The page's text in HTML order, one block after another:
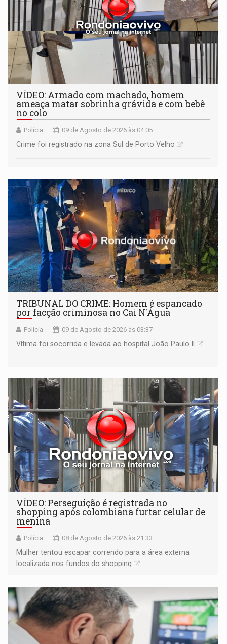
VÍDEO: Armado com machado, homem
ameaça matar sobrinha grávida e com bebê
no colo
Polícia 09 de Agosto de 2026 às 04:05
Crime foi registrado na zona Sul de Porto Velho
TRIBUNAL DO CRIME: Homem é espancado
por facção criminosa no Cai N'Água
Polícia 09 de Agosto de 2026 às 03:37
Vítima foi socorrida e levada ao hospital João Paulo II
VÍDEO: Perseguição é registrada no
shopping após colombiana furtar celular de
menina
Polícia 08 de Agosto de 2026 às 21:33
Mulher tentou escapar correndo para a área externa
localizada nos fundos do shopping